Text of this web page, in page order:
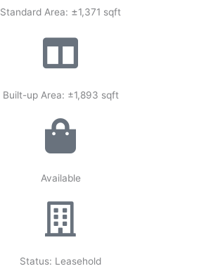
Standard Area: ±1,371 sqft
Built-up Area: ±1,893 sqft
Available
Status: Leasehold